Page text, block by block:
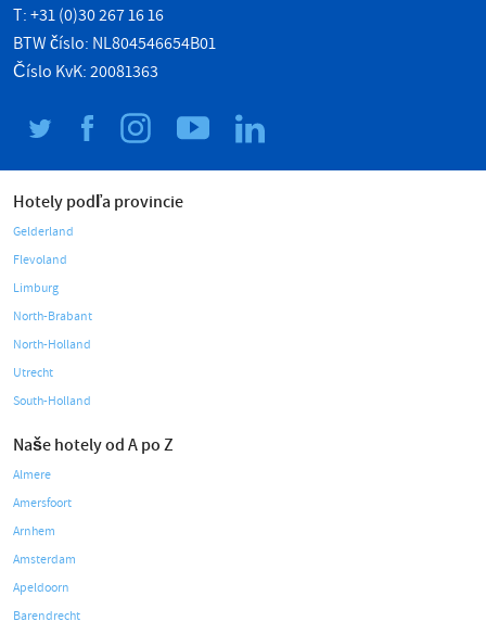
T: +31 (0)30 267 16 16
BTW číslo: NL804546654B01
Číslo KvK: 20081363
Hotely podľa provincie
Gelderland
Flevoland
Limburg
North-Brabant
North-Holland
Utrecht
South-Holland
Naše hotely od A po Z
Almere
Amersfoort
Arnhem
Amsterdam
Apeldoorn
Barendrecht